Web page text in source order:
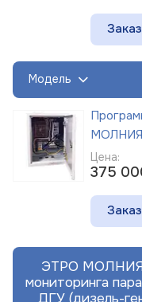
Модель
МОЛНИЯ
Цена:
375
ЭТРО МОЛНИЯ:
мониторинга
ДГУ (дизель-